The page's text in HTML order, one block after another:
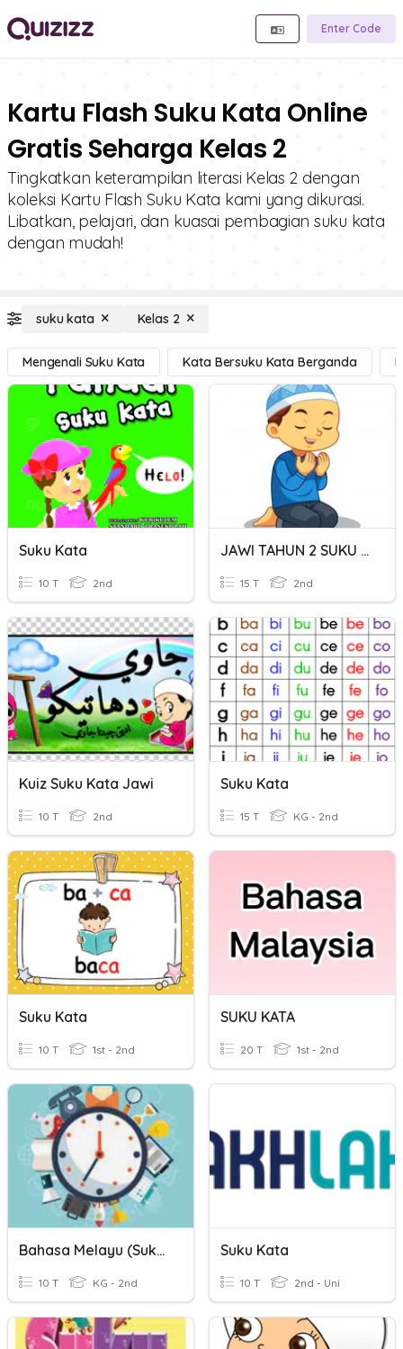
Enter Code
Kartu Flash Suku Kata Online
Gratis Seharga Kelas 2
Tingkatkan keterampilan literasi Kelas 2 dengan
koleksi Kartu Flash Suku Kata kami yang dikurasi.
Libatkan, pelajari, dan kuasai pembagian suku kata
dengan mudah!
suku kata Kelas 2
Mengenali Suku Kata Kata Bersuku Kata Berganda
Suku Kata
10 T 2nd
JAWI TAHUN 2 SUKU KATA TERTUTUP + SUKU KATA TERTUTUP
15 T 2nd
Kuiz Suku Kata Jawi
10 T 2nd
Suku Kata
15 T KG - 2nd
Suku Kata
10 T 1st - 2nd
SUKU KATA
20 T 1st - 2nd
Bahasa Melayu (Suku Kata KVKVK)
10 T KG - 2nd
Suku Kata
10 T 2nd - Uni